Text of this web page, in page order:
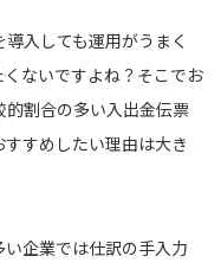
入しても運用がうまく
ないですよね？そこでお
割合の多い入出金伝票
すめしたい理由は大き
企業では仕訳の手入力